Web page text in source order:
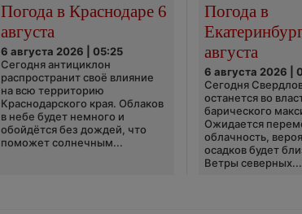
Погода в Краснодаре 6
августа
6 августа 2026 | 05:25
Сегодня антициклон
распространит своё влияние
на всю территорию
Краснодарского края. Облаков
в небе будет немного и
обойдётся без дождей, что
поможет солнечным...
Погода в
августа
6 августа 2026 |
Сегодня
останется во
барического
Ожидается
облачность,
осадков будет
Ветры северных...